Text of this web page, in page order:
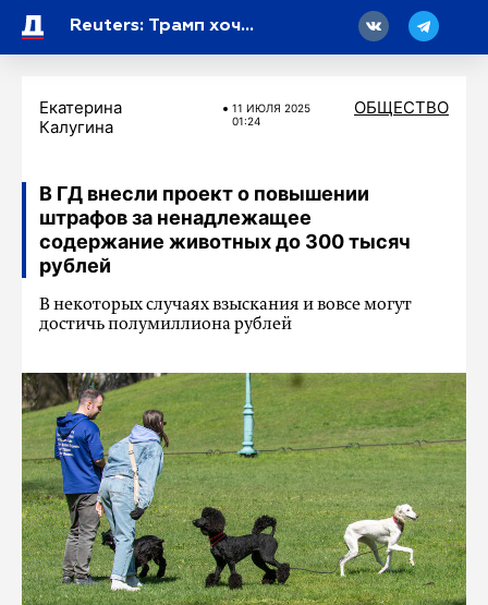
Reuters: Трамп хочет использовать полномочия на оказание ВСУ помощи на 300 миллионов долларов
Екатерина
Калугина
11 ИЮЛЯ 2025
01:24
ОБЩЕСТВО
В ГД внесли проект о повышении
штрафов за ненадлежащее
содержание животных до 300 тысяч
рублей
В некоторых случаях взыскания и вовсе могут
достичь полумиллиона рублей